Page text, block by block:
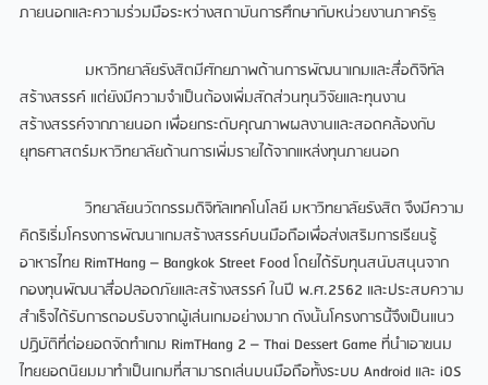
ภายนอกและความร่วมมือระหว่างสถาบันการศึกษากับหน่วยงานภาครัฐ
มหาวิทยาลัยรังสิตมีศักยภาพด้านการพัฒนาเกมและสื่อดิจิทัล
สร้างสรรค์ แต่ยังมีความจำเป็นต้องเพิ่มสัดส่วนทุนวิจัยและทุนงาน
สร้างสรรค์จากภายนอก เพื่อยกระดับคุณภาพผลงานและสอดคล้องกับ
ยุทธศาสตร์มหาวิทยาลัยด้านการเพิ่มรายได้จากแหล่งทุนภายนอก
วิทยาลัยนวัตกรรมดิจิทัลเทคโนโลยี มหาวิทยาลัยรังสิต จึงมีความ
คิดริเริ่มโครงการพัฒนาเกมสร้างสรรค์บนมือถือเพื่อส่งเสริมการเรียนรู้
อาหารไทย RimTHang – Bangkok Street Food โดยได้รับทุนสนับสนุนจาก
กองทุนพัฒนาสื่อปลอดภัยและสร้างสรรค์ ในปี พ.ศ.2562 และประสบความ
สำเร็จได้รับการตอบรับจากผู้เล่นเกมอย่างมาก ดังนั้นโครงการนี้จึงเป็นแนว
ปฏิบัติที่ต่อยอดจัดทำเกม RimTHang 2 – Thai Dessert Game ที่นำเอาขนม
ไทยยอดนิยมมาทำเป็นเกมที่สามารถเล่นบนมือถือทั้งระบบ Android และ iOS